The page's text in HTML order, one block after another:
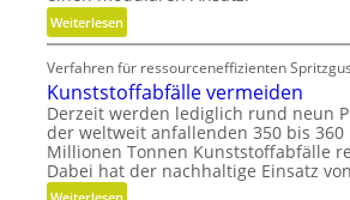
Weiterlesen:
M
o
d
u
l
r
Verfahren für ressourceneffizienten
Kunststoffabfälle vermeiden
Derzeit werden lediglich rund neun
der weltweit anfallenden 350 bis 360
Millionen Tonnen Kunststoffabfälle
Dabei hat der nachhaltige Einsatz
: